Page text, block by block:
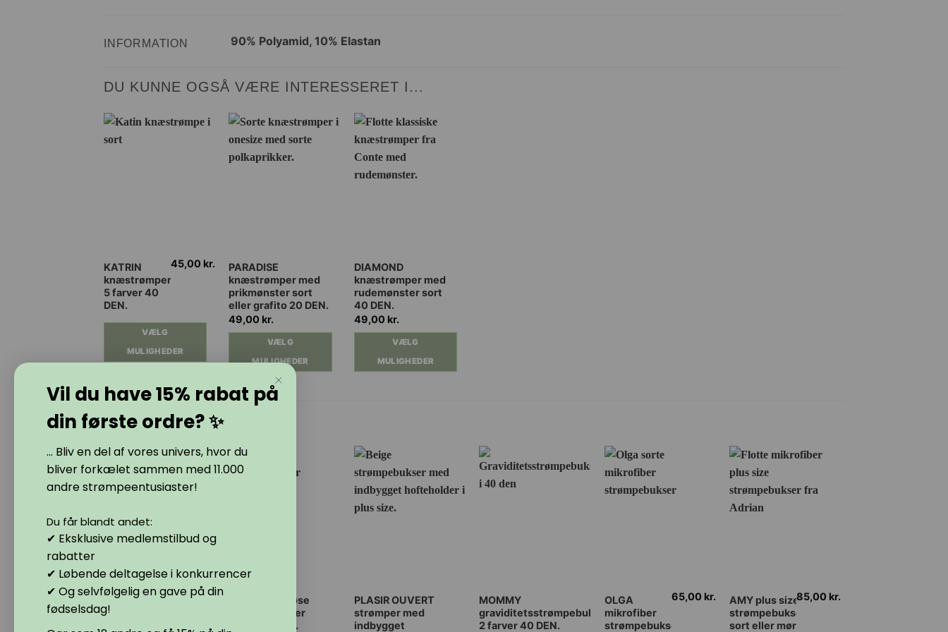
INFORMATION 90% Polyamid, 10% Elastan
DU KUNNE OGSÅ VÆRE INTERESSERET I...
KATRIN
knæstrømper
5 farver 40
DEN.
45,00 kr.
VÆLG
MULIGHEDER
Dette
vare
har
varianter.
Mulighederne
kan
på
varesiden
PARADISE
knæstrømper med
prikmønster sort
eller grafito 20 DEN.
49,00 kr.
VÆLG
MULIGHEDER
Dette
vare
har
flere
varianter.
Mulighederne
kan
på
DIAMOND
knæstrømper med
rudemønster sort
40 DEN.
49,00 kr.
VÆLG
MULIGHEDER
Dette
vare
har
flere
varianter.
Mulighederne
RELATEREDE VARER
-43%
DECOY capri
leggings med
Dette
vare
MISSO bundløse
strømpebukser
beige 20 DEN.
PLASIR OUVERT
strømper med
indbygget
Dette
vare
MOMMY
graviditetsstrømpebukser
2 farver 40 DEN.
Dette
vare
OLGA
mikrofiber
strømpebukser
65,00 kr.
Dette
vare
AMY plus size
strømpebukser
sort eller mørk
85,00 kr.
Dette
vare
Vil du have 15% rabat på
din første ordre? ✨
... Bliv en del af vores univers, hvor du
bliver forkælet sammen med 11.000
andre strømpeentusiaster!
Du får blandt andet:
✔ Eksklusive medlemstilbud og
rabatter
✔ Løbende deltagelse i konkurrencer
✔ Og selvfølgelig en gave på din
fødselsdag!